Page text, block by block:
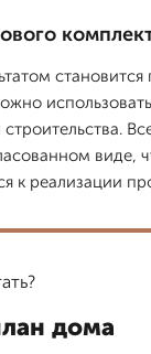
становится
виде,
к реализации
дома